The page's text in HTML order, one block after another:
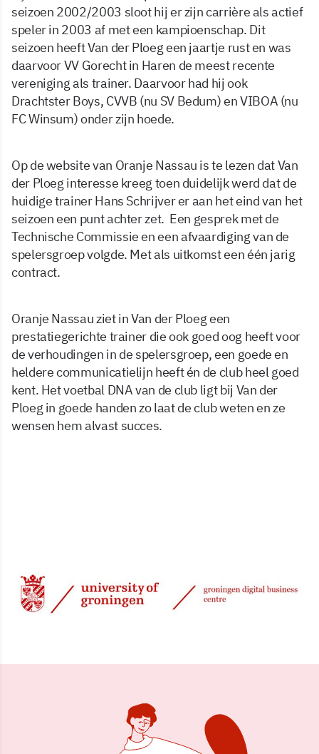
seizoen 2002/2003 sloot hij er zijn carrière als actief
speler in 2003 af met een kampioenschap. Dit
seizoen heeft Van der Ploeg een jaartje rust en was
daarvoor VV Gorecht in Haren de meest recente
vereniging als trainer. Daarvoor had hij ook
Drachtster Boys, CVVB (nu SV Bedum) en VIBOA (nu
FC Winsum) onder zijn hoede.
Op de website van Oranje Nassau is te lezen dat Van
der Ploeg interesse kreeg toen duidelijk werd dat de
huidige trainer Hans Schrijver er aan het eind van het
seizoen een punt achter zet. Een gesprek met de
Technische Commissie en een afvaardiging van de
spelersgroep volgde. Met als uitkomst een één jarig
contract.
Oranje Nassau ziet in Van der Ploeg een
prestatiegerichte trainer die ook goed oog heeft voor
de verhoudingen in de spelersgroep, een goede en
heldere communicatielijn heeft én de club heel goed
kent. Het voetbal DNA van de club ligt bij Van der
Ploeg in goede handen zo laat de club weten en ze
wensen hem alvast succes.
14 jan 2026, 09:45